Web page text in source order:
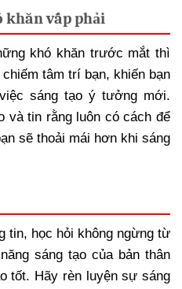
khăn vấp phải
khó khăn trước mắt thì
tâm trí bạn, khiến bạn
sáng tạo ý tưởng mới.
và tin rằng luôn có cách để
sẽ thoải mái hơn khi sáng
tin, học hỏi không ngừng từ
sáng tạo của bản thân
tốt. Hãy rèn luyện sự sáng